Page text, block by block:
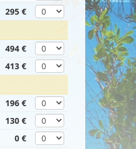
295 €
494 €
413 €
196 €
130 €
0 €